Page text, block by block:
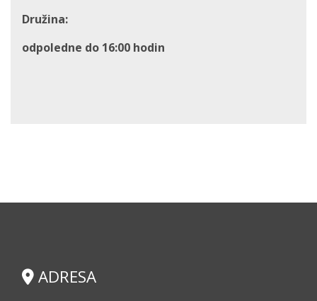
Družina:
odpoledne do 16:00 hodin
ADRESA